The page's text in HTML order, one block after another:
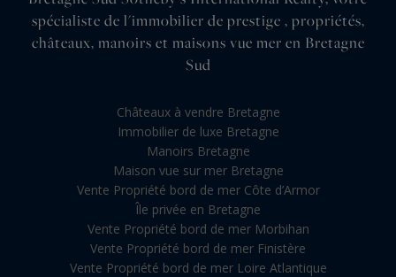
spécialiste de l'immobilier de prestige , propriétés,
châteaux, manoirs et maisons vue mer en Bretagne
Sud
Châteaux à vendre Bretagne
Immobilier de luxe Bretagne
Manoirs Bretagne
Maison vue sur mer Bretagne
Vente Propriété bord de mer Côte d’Armor
Île privée en Bretagne
Vente Propriété bord de mer Morbihan
Vente Propriété bord de mer Finistère
Vente Propriété bord de mer Loire Atlantique